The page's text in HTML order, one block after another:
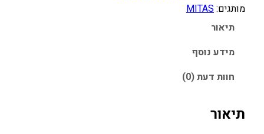
ר
י
ה
ת
י
ת
מותגים:MITAS
תיאור
מידע נוסף
חוות דעת (0)
תיאור